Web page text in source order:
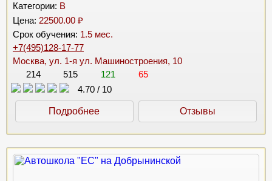
Категории: B
Цена: 22500.00 ₽
Срок обучения: 1.5 мес.
+7(495)128-17-77
Москва, ул. 1-я ул. Машиностроения, 10
214
515 121
65
4.70 / 10
Подробнее Отзывы